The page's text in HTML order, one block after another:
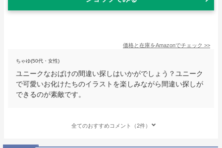
価格と在庫をAmazonでチェック >>
ちゃゆ(50代・女性)
ユニークなおばけの間違い探しはいかがでしょう？ユニーク
で可愛いお化けたちのイラストを楽しみながら間違い探しが
できるのが素敵です。
全てのおすすめコメント（2件）